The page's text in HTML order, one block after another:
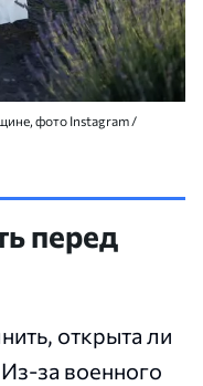
фото Instagram /
перед
открыта ли
за военного